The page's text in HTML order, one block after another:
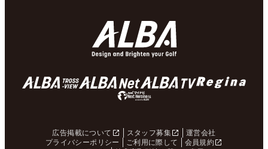
広告掲載について スタッフ募集
運営会社
プライバシーポリシー
ご利用に際して
会員規約